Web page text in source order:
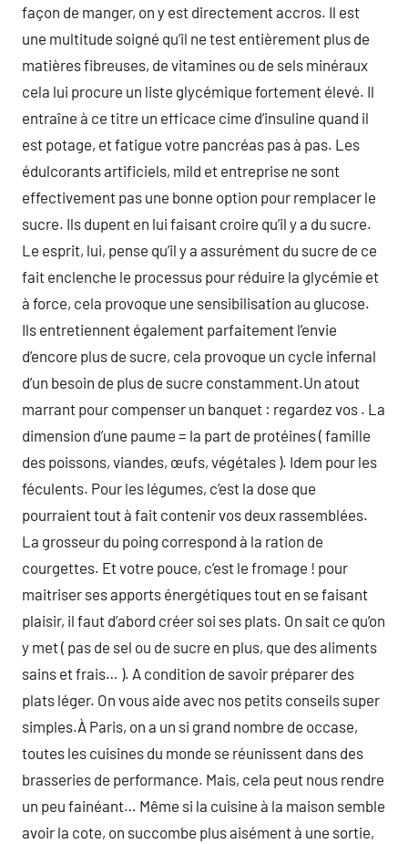
façon de manger, on y est directement accros. Il est
une multitude soigné qu’il ne test entièrement plus de
matières fibreuses, de vitamines ou de sels minéraux
cela lui procure un liste glycémique fortement élevé. Il
entraîne à ce titre un efficace cime d’insuline quand il
est potage, et fatigue votre pancréas pas à pas. Les
édulcorants artificiels, mild et entreprise ne sont
effectivement pas une bonne option pour remplacer le
sucre. Ils dupent en lui faisant croire qu’il y a du sucre.
Le esprit, lui, pense qu’il y a assurément du sucre de ce
fait enclenche le processus pour réduire la glycémie et
à force, cela provoque une sensibilisation au glucose.
Ils entretiennent également parfaitement l’envie
d’encore plus de sucre, cela provoque un cycle infernal
d’un besoin de plus de sucre constamment.Un atout
marrant pour compenser un banquet : regardez vos . La
dimension d’une paume = la part de protéines ( famille
des poissons, viandes, œufs, végétales ). Idem pour les
féculents. Pour les légumes, c’est la dose que
pourraient tout à fait contenir vos deux rassemblées.
La grosseur du poing correspond à la ration de
courgettes. Et votre pouce, c’est le fromage ! pour
maitriser ses apports énergétiques tout en se faisant
plaisir, il faut d’abord créer soi ses plats. On sait ce qu’on
y met ( pas de sel ou de sucre en plus, que des aliments
sains et frais… ). A condition de savoir préparer des
plats léger. On vous aide avec nos petits conseils super
simples.À Paris, on a un si grand nombre de occase,
toutes les cuisines du monde se réunissent dans des
brasseries de performance. Mais, cela peut nous rendre
un peu fainéant… Même si la cuisine à la maison semble
avoir la cote, on succombe plus aisément à une sortie,